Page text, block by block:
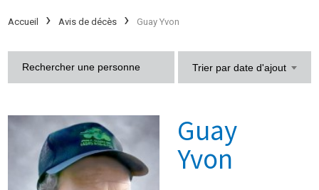
Accueil Avis de décès Guay Yvon
Trier par date d'ajout
Guay
Yvon